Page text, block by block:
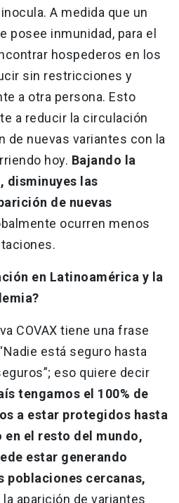
A medida que un
posee inmunidad, para el
hospederos en los
sin restricciones y
a otra persona. Esto
a reducir la circulación
de nuevas variantes con la
hoy. Bajando la
disminuyes las
de nuevas
ocurren menos
en Latinoamérica y la
COVAX tiene una frase
está seguro hasta
eso quiere decir
tengamos el 100% de
a estar protegidos hasta
el resto del mundo,
estar generando
poblaciones cercanas,
aparición de variantes